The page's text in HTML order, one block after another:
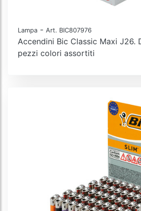
Lampa - Art. BIC807976
Accendini Bic Classic Maxi J26.
pezzi colori assortiti